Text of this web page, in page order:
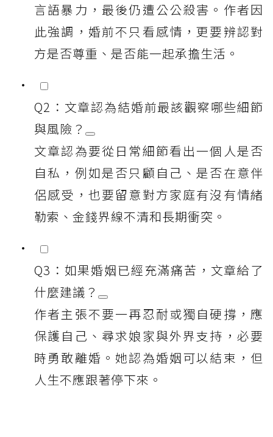
言語暴力，最後仍遭公公殺害。作者因
此強調，婚前不只看感情，更要辨認對
方是否尊重、是否能一起承擔生活。
Q2：文章認為結婚前最該觀察哪些細節
與風險？
文章認為要從日常細節看出一個人是否
自私，例如是否只顧自己、是否在意伴
侶感受，也要留意對方家庭有沒有情緒
勒索、金錢界線不清和長期衝突。
Q3：如果婚姻已經充滿痛苦，文章給了
什麼建議？
作者主張不要一再忍耐或獨自硬撐，應
保護自己、尋求娘家與外界支持，必要
時勇敢離婚。她認為婚姻可以結束，但
人生不應跟著停下來。